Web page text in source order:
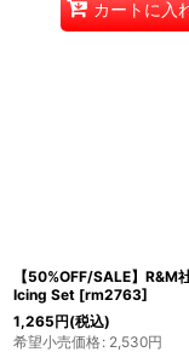
カートに入
【50%OFF/SALE】R&M
Icing Set [rm2763]
1,265円(税込)
希望小売価格: 2,530円